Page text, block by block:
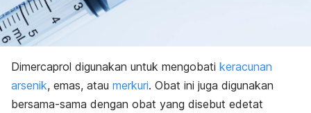
Dimercaprol digunakan untuk mengobati keracunan
arsenik, emas, atau merkuri. Obat ini juga digunakan
bersama-sama dengan obat yang disebut edetat